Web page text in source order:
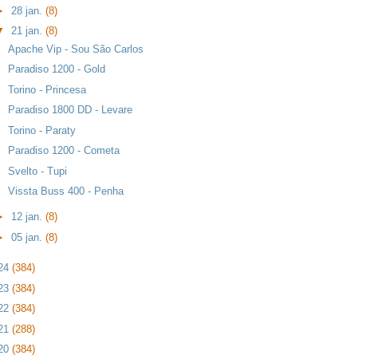
28 jan.(8)
21 jan.(8)
Apache Vip - Sou São Carlos
Paradiso 1200 - Gold
Torino - Princesa
Paradiso 1800 DD - Levare
Torino - Paraty
Paradiso 1200 - Cometa
Svelto - Tupi
Vissta Buss 400 - Penha
12 jan.(8)
05 jan.(8)
(384)
(384)
(384)
(288)
(384)